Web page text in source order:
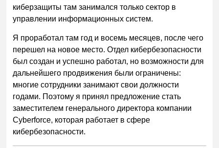
киберзащиты там занимался только сектор в
управлении информационных систем.
Я проработал там год и восемь месяцев, после чего
перешел на новое место. Отдел кибербезопасности
был создан и успешно работал, но возможности для
дальнейшего продвижения были ограничены:
многие сотрудники занимают свои должности
годами. Поэтому я принял предложение стать
заместителем генерального директора компании
Cyberforce, которая работает в сфере
кибербезопасности.